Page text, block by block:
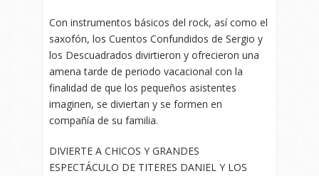
Con instrumentos básicos del rock, así como el
saxofón, los Cuentos Confundidos de Sergio y
los Descuadrados divirtieron y ofrecieron una
amena tarde de periodo vacacional con la
finalidad de que los pequeños asistentes
imaginen, se diviertan y se formen en
compañía de su familia.
DIVIERTE A CHICOS Y GRANDES
ESPECTÁCULO DE TITERES DANIEL Y LOS